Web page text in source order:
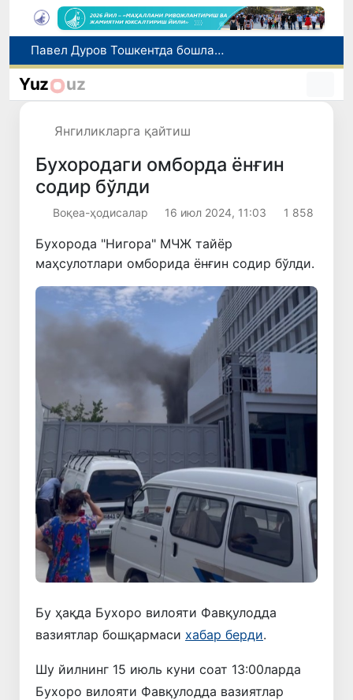
«Янги Ўзбекистон бунёдкорлари» танлови ғолиблари тақдирланди
Олтой компанияси Ўзбекистонда фитотерапевтик маҳсулотлар ишлаб чиқаришни режалаштирмоқда
Yuz uz
Янгиликларга қайтиш
Бухородаги омборда ёнғин
содир бўлди
Воқеа-ҳодисалар 16 июл 2024, 11:03 1 858
Бухорода "Нигора" МЧЖ тайёр
маҳсулотлари омборида ёнғин содир бўлди.
Бу ҳақда Бухоро вилояти Фавқулодда
вазиятлар бошқармаси хабар берди.
Шу йилнинг 15 июль куни соат 13:00ларда
Бухоро вилояти Фавқулодда вазиятлар